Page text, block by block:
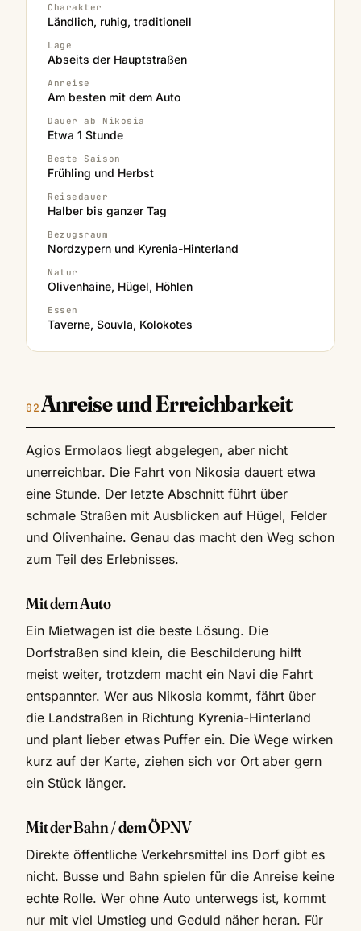
Charakter
Ländlich, ruhig, traditionell
Lage
Abseits der Hauptstraßen
Anreise
Am besten mit dem Auto
Dauer ab Nikosia
Etwa 1 Stunde
Beste Saison
Frühling und Herbst
Reisedauer
Halber bis ganzer Tag
Bezugsraum
Nordzypern und Kyrenia-Hinterland
Natur
Olivenhaine, Hügel, Höhlen
Essen
Taverne, Souvla, Kolokotes
Anreise und Erreichbarkeit
Agios Ermolaos liegt abgelegen, aber nicht
unerreichbar. Die Fahrt von Nikosia dauert etwa
eine Stunde. Der letzte Abschnitt führt über
schmale Straßen mit Ausblicken auf Hügel, Felder
und Olivenhaine. Genau das macht den Weg schon
zum Teil des Erlebnisses.
Mit dem Auto
Ein Mietwagen ist die beste Lösung. Die
Dorfstraßen sind klein, die Beschilderung hilft
meist weiter, trotzdem macht ein Navi die Fahrt
entspannter. Wer aus Nikosia kommt, fährt über
die Landstraßen in Richtung Kyrenia-Hinterland
und plant lieber etwas Puffer ein. Die Wege wirken
kurz auf der Karte, ziehen sich vor Ort aber gern
ein Stück länger.
Mit der Bahn / dem ÖPNV
Direkte öffentliche Verkehrsmittel ins Dorf gibt es
nicht. Busse und Bahn spielen für die Anreise keine
echte Rolle. Wer ohne Auto unterwegs ist, kommt
nur mit viel Umstieg und Geduld näher heran. Für